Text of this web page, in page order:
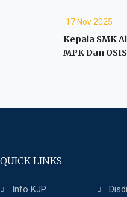
17 Nov 2025
Kepala SMK
MPK Dan
QUICK LINKS
Info KJP